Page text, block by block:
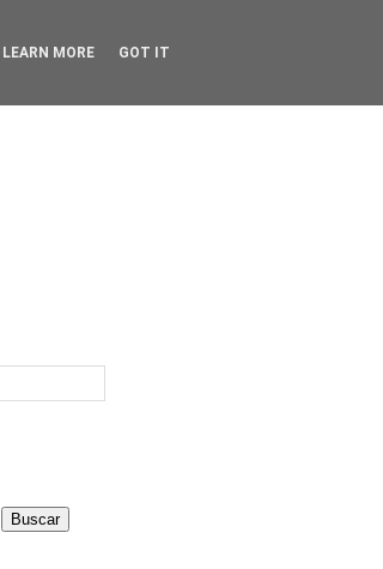
LEARN MORE GOT IT